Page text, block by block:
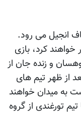
مصاف انجیل می رود.
هم دیدار خواهند کرد، بازی
تیم کوهسان و زنده جان از
دوم برگزار می شود، در ساعت 2 بعد از ظهر تیم های
به میدان خواهند
با تیم تورغندی از گروه